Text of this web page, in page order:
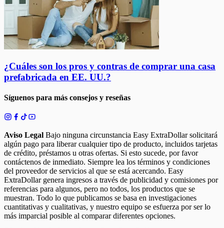
¿Cuáles son los pros y contras de comprar una casa
prefabricada en EE. UU.?
Síguenos para más consejos y reseñas
Aviso Legal Bajo ninguna circunstancia Easy ExtraDollar solicitará
algún pago para liberar cualquier tipo de producto, incluidos tarjetas
de crédito, préstamos u otras ofertas. Si esto sucede, por favor
contáctenos de inmediato. Siempre lea los términos y condiciones
del proveedor de servicios al que se está acercando. Easy
ExtraDollar genera ingresos a través de publicidad y comisiones por
referencias para algunos, pero no todos, los productos que se
muestran. Todo lo que publicamos se basa en investigaciones
cuantitativas y cualitativas, y nuestro equipo se esfuerza por ser lo
más imparcial posible al comparar diferentes opciones.